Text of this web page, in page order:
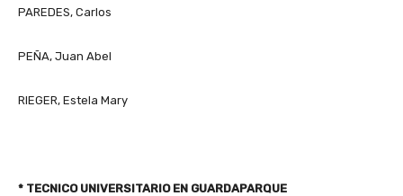
PAREDES, Carlos
PEÑA, Juan Abel
RIEGER, Estela Mary
* TECNICO UNIVERSITARIO EN GUARDAPARQUE